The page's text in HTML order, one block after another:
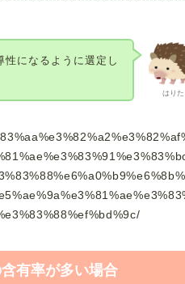
はりた
になるように選定し
有率が多い場合